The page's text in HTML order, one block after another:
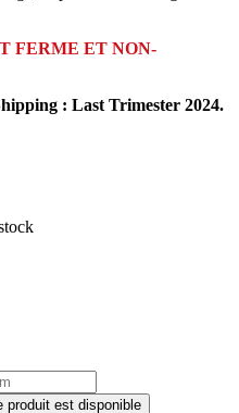
FERME ET NON-
: Last Trimester 2024.
produit est disponible